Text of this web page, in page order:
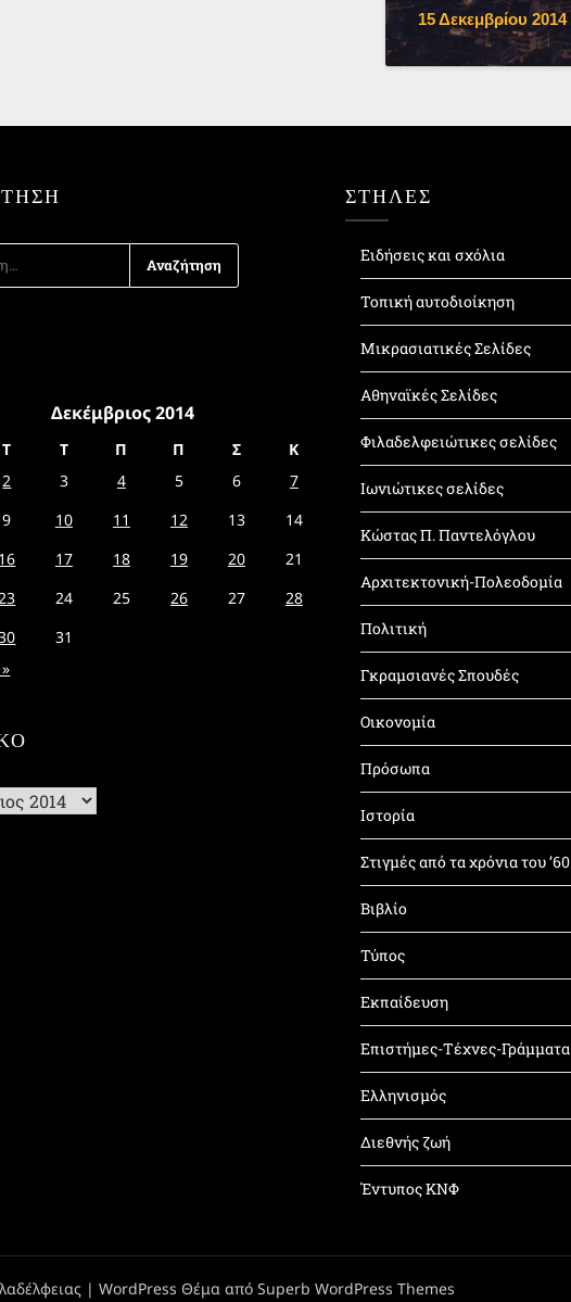
15 Δεκεμβρίου 2014
Δεκέμβριος 2014
Τ Τ Π Π Σ
Κ
2 3 4 5 6
7
9 10 11 12 13
14
16 17 18 19 20
21
23 24 25 26 27
28
31
ΣΤΗΛΕΣ
Ειδήσεις και σχόλια
Τοπική αυτοδιοίκηση
Μικρασιατικές Σελίδες
Αθηναϊκές Σελίδες
Φιλαδελφειώτικες σελίδες
Ιωνιώτικες σελίδες
Κώστας Π. Παντελόγλου
Αρχιτεκτονική-Πολεοδομία
Πολιτική
Γκραμσιανές Σπουδές
Οικονομία
Πρόσωπα
Ιστορία
Στιγμές από τα χρόνια του ’60
Βιβλίο
Τύπος
Εκπαίδευση
Επιστήμες-Τέχνες-Γράμματα
Ελληνισμός
Διεθνής ζωή
Έντυπος ΚΝΦ
| WordPress Θέμα από Superb WordPress Themes